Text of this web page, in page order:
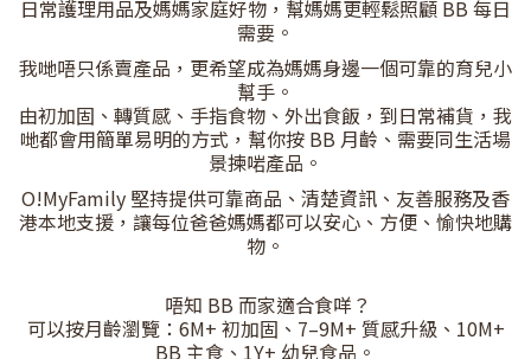
日常護理用品及媽媽家庭好物，幫媽媽更輕鬆照顧 BB 每日
需要。
我哋唔只係賣產品，更希望成為媽媽身邊一個可靠的育兒小
幫手。
由初加固、轉質感、手指食物、外出食飯，到日常補貨，我
哋都會用簡單易明的方式，幫你按 BB 月齡、需要同生活場
景揀啱產品。
O!MyFamily 堅持提供可靠商品、清楚資訊、友善服務及香
港本地支援，讓每位爸爸媽媽都可以安心、方便、愉快地購
物。
唔知 BB 而家適合食咩？
可以按月齡瀏覽：6M+ 初加固、7–9M+ 質感升級、10M+
BB 主食、1Y+ 幼兒食品。